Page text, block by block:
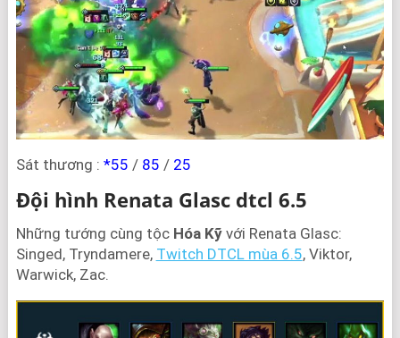
Sát thương : *55 / 85 / 25
Đội hình Renata Glasc dtcl 6.5
Những tướng cùng tộc Hóa Kỹvới Renata Glasc:
Singed, Tryndamere, Twitch DTCL mùa 6.5, Viktor,
Warwick, Zac.